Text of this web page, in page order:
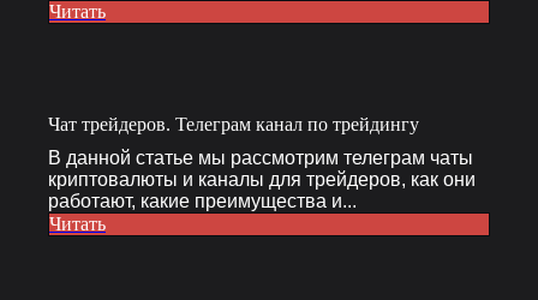
Читать
Чат трейдеров. Телеграм канал по трейдингу
В данной статье мы рассмотрим телеграм чаты
криптовалюты и каналы для трейдеров, как они
работают, какие преимущества и...
Читать